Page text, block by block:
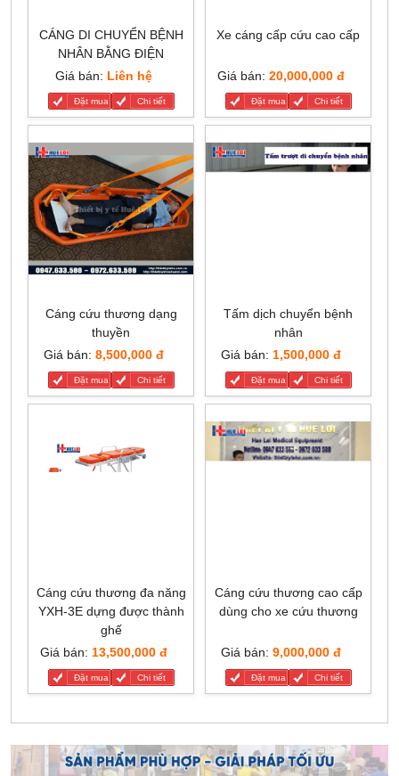
CÁNG DI CHUYỂN BỆNH
NHÂN BẰNG ĐIỆN
Giá bán: Liên hệ
Đặt mua Chi tiết
Xe cáng cấp cứu cao cấp
Giá bán: 20,000,000 đ
Đặt mua Chi tiết
Cáng cứu thương dạng
thuyền
Giá bán: 8,500,000 đ
Đặt mua Chi tiết
Tấm dịch chuyển bệnh
nhân
Giá bán: 1,500,000 đ
Đặt mua Chi tiết
Cáng cứu thương đa năng
YXH-3E dựng được thành
ghế
Giá bán: 13,500,000 đ
Đặt mua Chi tiết
Cáng cứu thương cao cấp
dùng cho xe cứu thương
Giá bán: 9,000,000 đ
Đặt mua Chi tiết